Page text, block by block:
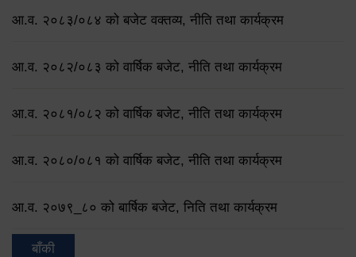
आ.व. २०८३/०८४ को बजेट वक्तव्य, नीति तथा कार्यक्रम
आ.व. २०८२/०८३ को वार्षिक बजेट, नीति तथा कार्यक्रम
आ.व. २०८१/०८२ को वार्षिक बजेट, नीति तथा कार्यक्रम
आ.व. २०८०/०८१ को वार्षिक बजेट, नीति तथा कार्यक्रम
आ.व. २०७९‌_८० को बार्षिक बजेट, निति तथा कार्यक्रम
बाँकी